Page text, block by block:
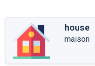
house
maison